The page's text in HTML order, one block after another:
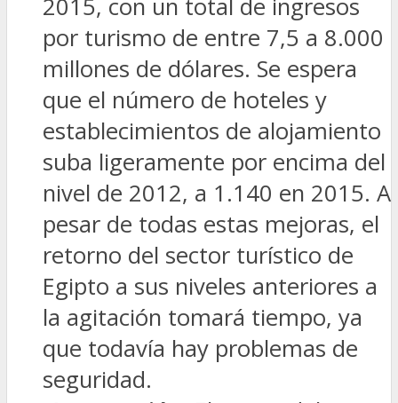
2015, con un total de ingresos
por turismo de entre 7,5 a 8.000
millones de dólares. Se espera
que el número de hoteles y
establecimientos de alojamiento
suba ligeramente por encima del
nivel de 2012, a 1.140 en 2015. A
pesar de todas estas mejoras, el
retorno del sector turístico de
Egipto a sus niveles anteriores a
la agitación tomará tiempo, ya
que todavía hay problemas de
seguridad.